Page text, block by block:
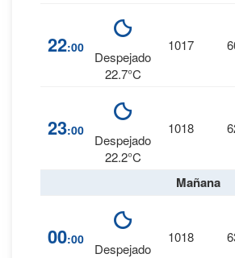
22:00
Despejado
22.7°C
1017
23:00
Despejado
22.2°C
1018
Mañana
00:00
Despejado
1018